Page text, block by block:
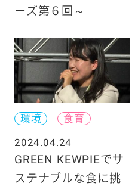
ーズ第６回～
環境
食育
2024.04.24
GREEN KEWPIEでサ
ステナブルな食に挑